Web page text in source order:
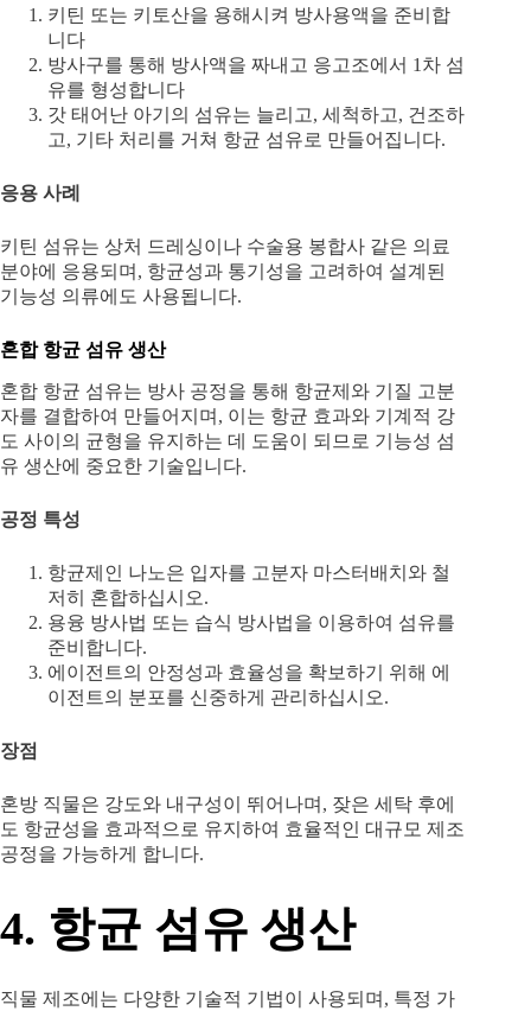
키틴 또는 키토산을 용해시켜 방사용액을 준비합
니다
방사구를 통해 방사액을 짜내고 응고조에서 1차 섬
유를 형성합니다
갓 태어난 아기의 섬유는 늘리고, 세척하고, 건조하
고, 기타 처리를 거쳐 항균 섬유로 만들어집니다.
응용 사례
키틴 섬유는 상처 드레싱이나 수술용 봉합사 같은 의료
분야에 응용되며, 항균성과 통기성을 고려하여 설계된
기능성 의류에도 사용됩니다.
혼합 항균 섬유 생산
혼합 항균 섬유는 방사 공정을 통해 항균제와 기질 고분
자를 결합하여 만들어지며, 이는 항균 효과와 기계적 강
도 사이의 균형을 유지하는 데 도움이 되므로 기능성 섬
유 생산에 중요한 기술입니다.
공정 특성
항균제인 나노은 입자를 고분자 마스터배치와 철
저히 혼합하십시오.
용융 방사법 또는 습식 방사법을 이용하여 섬유를
준비합니다.
에이전트의 안정성과 효율성을 확보하기 위해 에
이전트의 분포를 신중하게 관리하십시오.
장점
혼방 직물은 강도와 ​​내구성이 뛰어나며, 잦은 세탁 후에
도 항균성을 효과적으로 유지하여 효율적인 대규모 제조
공정을 가능하게 합니다.
4. 항균 섬유 생산
직물 제조에는 다양한 기술적 기법이 사용되며, 특정 가